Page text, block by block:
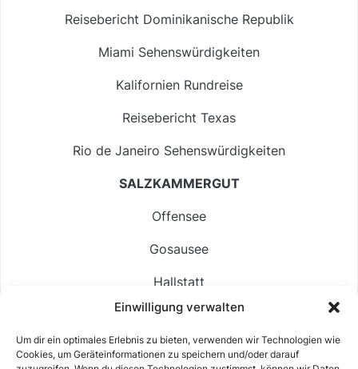
Einwilligung verwalten
Um dir ein optimales Erlebnis zu bieten, verwenden wir Technologien wie
Cookies, um Geräteinformationen zu speichern und/oder darauf
Reisebericht Dominikanische Republik
Miami Sehenswürdigkeiten
Kalifornien Rundreise
Reisebericht Texas
Rio de Janeiro Sehenswürdigkeiten
SALZKAMMERGUT
Offensee
Gosausee
Hallstatt
Langbathsee
Altausseer See